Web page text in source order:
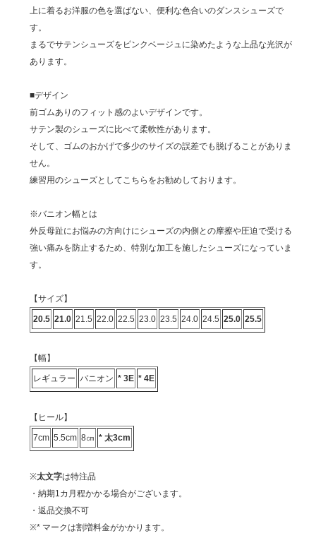
上に着るお洋服の色を選ばない、便利な色合いのダンスシューズで
す。
まるでサテンシューズをピンクベージュに染めたような上品な光沢が
あります。
■デザイン
前ゴムありのフィット感のよいデザインです。
サテン製のシューズに比べて柔軟性があります。
そして、ゴムのおかげで多少のサイズの誤差でも脱げることがありま
せん。
練習用のシューズとしてこちらをお勧めしております。
※バニオン幅とは
外反母趾にお悩みの方向けにシューズの内側との摩擦や圧迫で受ける
強い痛みを防止するため、特別な加工を施したシューズになっていま
す。
【サイズ】
20.5 21.0 21.5 22.0 22.5 23.0 23.5 24.0 24.5 25.0 25.5
【幅】
レギュラー バニオン * 3E * 4E
【ヒール】
7cm 5.5cm 8㎝ * 太3cm
※太文字は特注品
・納期1カ月程かかる場合がございます。
・返品交換不可
※* マークは割増料金がかかります。